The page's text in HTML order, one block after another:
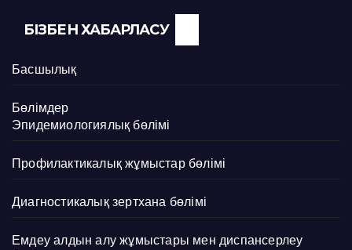
БІЗБЕН ХАБАРЛАСУ
Басшылық
Бөлімдер
Эпидемиологиялық бөлімі
Профилактикалық жұмыстар бөлімі
Диагностикалық зертхана бөлімі
Емдеу алдын алу жұмыстары мен диспансерлеу